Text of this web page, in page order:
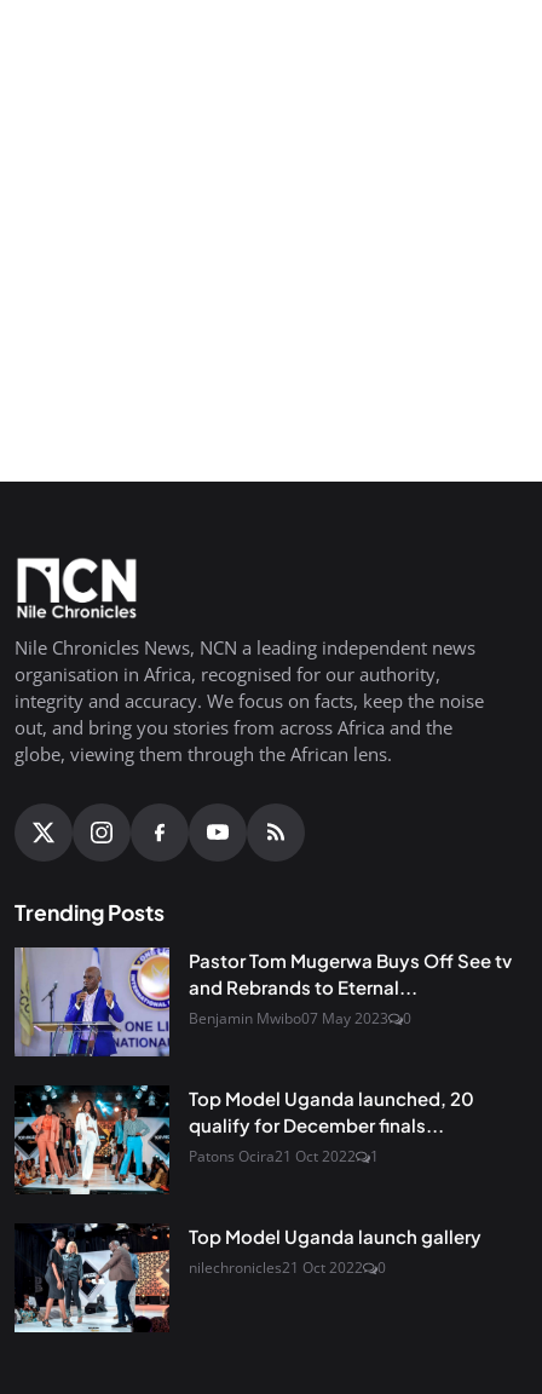
Nile Chronicles News, NCN a leading independent news
organisation in Africa, recognised for our authority,
integrity and accuracy. We focus on facts, keep the noise
out, and bring you stories from across Africa and the
globe, viewing them through the African lens.
Trending Posts
Pastor Tom Mugerwa Buys Off See tv
and Rebrands to Eternal...
Benjamin Mwibo07 May 2023 0
Top Model Uganda launched, 20
qualify for December finals...
Patons Ocira21 Oct 2022 1
Top Model Uganda launch gallery
nilechronicles21 Oct 2022 0